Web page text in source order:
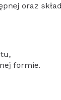
oraz
formie.